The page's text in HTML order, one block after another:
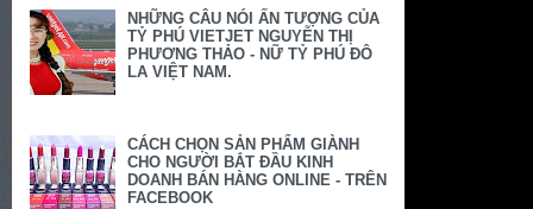
NHỮNG CÂU NÓI ẤN TƯỢNG CỦA
TỶ PHÚ VIETJET NGUYỄN THỊ
PHƯƠNG THẢO - NỮ TỶ PHÚ ĐÔ
LA VIỆT NAM.
CÁCH CHỌN SẢN PHẨM GIÀNH
CHO NGƯỜI BẮT ĐẦU KINH
DOANH BÁN HÀNG ONLINE - TRÊN
FACEBOOK